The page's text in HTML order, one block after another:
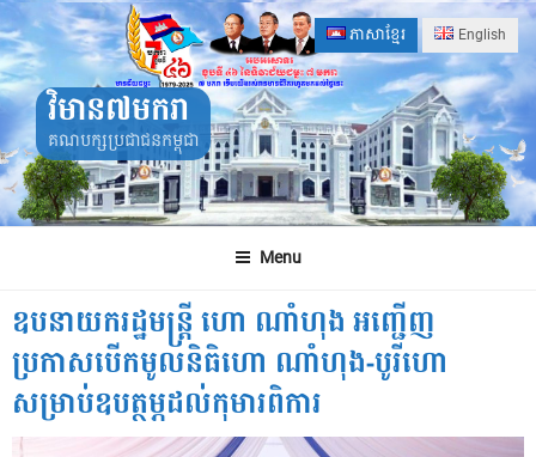
Skip
to
content
ភាសាខ្មែរ English
វិមាន៧មករា
គណបក្សប្រជាជនកម្ពុជា
Menu
ឧបនាយករដ្ឋមន្រ្ដី ហោ​​ ណាំហុង អញ្ជើញ
ប្រកាសបើកមូលនិធិហោ ណាំហុង-បូរីហោ
សម្រាប់ឧបត្ថម្ភដល់កុមារពិការ